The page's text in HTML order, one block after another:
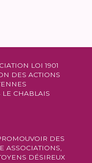
LOI 1901
DES ACTIONS
LE CHABLAIS
DES
ASSOCIATIONS,
DÉSIREUX